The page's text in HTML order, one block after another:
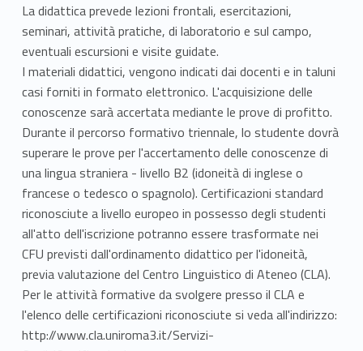
La didattica prevede lezioni frontali, esercitazioni,
seminari, attività pratiche, di laboratorio e sul campo,
eventuali escursioni e visite guidate.
I materiali didattici, vengono indicati dai docenti e in taluni
casi forniti in formato elettronico. L'acquisizione delle
conoscenze sarà accertata mediante le prove di profitto.
Durante il percorso formativo triennale, lo studente dovrà
superare le prove per l'accertamento delle conoscenze di
una lingua straniera - livello B2 (idoneità di inglese o
francese o tedesco o spagnolo). Certificazioni standard
riconosciute a livello europeo in possesso degli studenti
all'atto dell'iscrizione potranno essere trasformate nei
CFU previsti dall'ordinamento didattico per l'idoneità,
previa valutazione del Centro Linguistico di Ateneo (CLA).
Per le attività formative da svolgere presso il CLA e
l'elenco delle certificazioni riconosciute si veda all'indirizzo:
http://www.cla.uniroma3.it/Servizi-